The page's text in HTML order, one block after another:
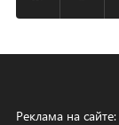
Реклама на сайте: